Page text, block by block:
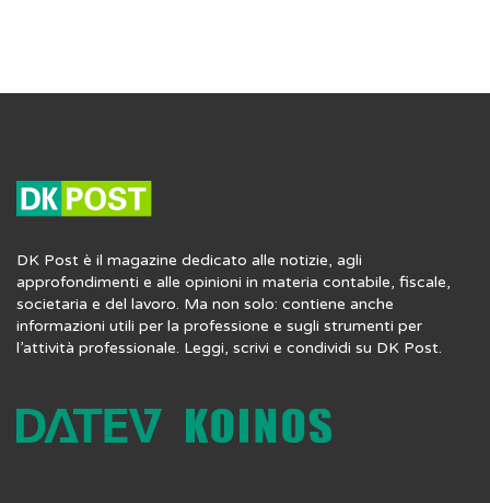
DK Post è il magazine dedicato alle notizie, agli
approfondimenti e alle opinioni in materia contabile, fiscale,
societaria e del lavoro. Ma non solo: contiene anche
informazioni utili per la professione e sugli strumenti per
l’attività professionale. Leggi, scrivi e condividi su DK Post.